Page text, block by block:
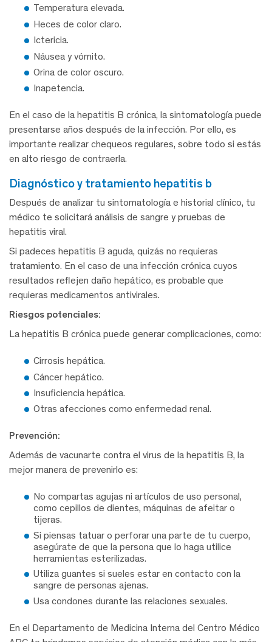
Temperatura elevada.
Heces de color claro.
Ictericia.
Náusea y vómito.
Orina de color oscuro.
Inapetencia.
En el caso de la hepatitis B crónica, la sintomatología puede
presentarse años después de la infección. Por ello, es
importante realizar chequeos regulares, sobre todo si estás
en alto riesgo de contraerla.
diagnóstico y tratamiento hepatitis b
Después de analizar tu sintomatología e historial clínico, tu
médico te solicitará análisis de sangre y pruebas de
hepatitis viral.
Si padeces hepatitis B aguda, quizás no requieras
tratamiento. En el caso de una infección crónica cuyos
resultados reflejen daño hepático, es probable que
requieras medicamentos antivirales.
Riesgos potenciales:
La hepatitis B crónica puede generar complicaciones, como:
Cirrosis hepática.
Cáncer hepático.
Insuficiencia hepática.
Otras afecciones como enfermedad renal.
Prevención:
Además de vacunarte contra el virus de la hepatitis B, la
mejor manera de prevenirlo es:
No compartas agujas ni artículos de uso personal,
como cepillos de dientes, máquinas de afeitar o
tijeras.
Si piensas tatuar o perforar una parte de tu cuerpo,
asegúrate de que la persona que lo haga utilice
herramientas esterilizadas.
Utiliza guantes si sueles estar en contacto con la
sangre de personas ajenas.
Usa condones durante las relaciones sexuales.
En el Departamento de Medicina Interna del Centro Médico